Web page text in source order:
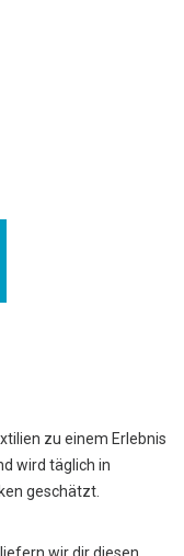
zu einem Erlebnis
wird täglich in
geschätzt.